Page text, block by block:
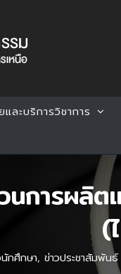
และบริการวิชาการ
นการผลิ
(
กศึกษา, ข่าวประชาสัมพันธ์